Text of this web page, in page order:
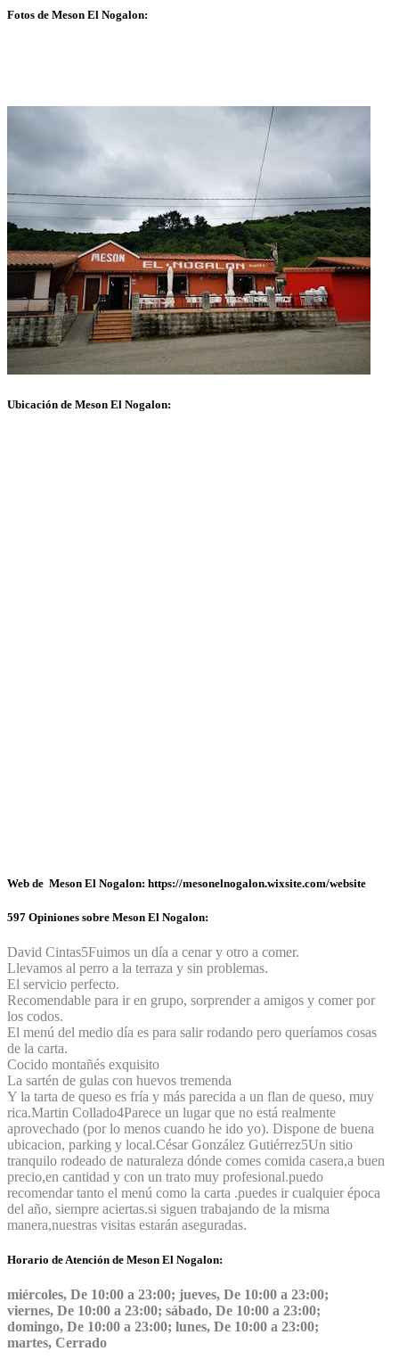
Fotos de Meson El Nogalon:
Ubicación de Meson El Nogalon:
Web de Meson El Nogalon: https://mesonelnogalon.wixsite.com/website
597 Opiniones sobre Meson El Nogalon:
David Cintas5Fuimos un día a cenar y otro a comer.
Llevamos al perro a la terraza y sin problemas.
El servicio perfecto.
Recomendable para ir en grupo, sorprender a amigos y comer por
los codos.
El menú del medio día es para salir rodando pero queríamos cosas
de la carta.
Cocido montañés exquisito
La sartén de gulas con huevos tremenda
Y la tarta de queso es fría y más parecida a un flan de queso, muy
rica.Martin Collado4Parece un lugar que no está realmente
aprovechado (por lo menos cuando he ido yo). Dispone de buena
ubicacion, parking y local.César González Gutiérrez5Un sitio
tranquilo rodeado de naturaleza dónde comes comida casera,a buen
precio,en cantidad y con un trato muy profesional.puedo
recomendar tanto el menú como la carta .puedes ir cualquier época
del año, siempre aciertas.si siguen trabajando de la misma
manera,nuestras visitas estarán aseguradas.
Horario de Atención de Meson El Nogalon:
miércoles, De 10:00 a 23:00; jueves, De 10:00 a 23:00;
viernes, De 10:00 a 23:00; sábado, De 10:00 a 23:00;
domingo, De 10:00 a 23:00; lunes, De 10:00 a 23:00;
martes, Cerrado